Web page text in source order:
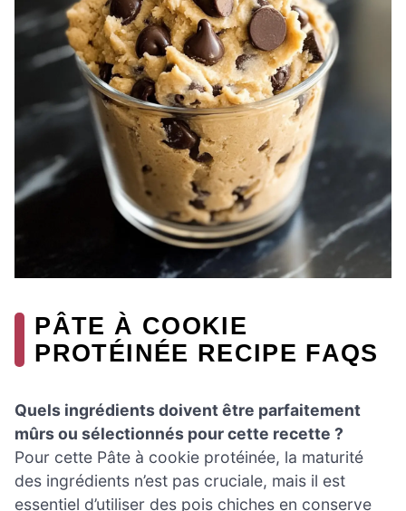
PÂTE À COOKIE
PROTÉINÉE RECIPE FAQS
Quels ingrédients doivent être parfaitement
mûrs ou sélectionnés pour cette recette ?
Pour cette Pâte à cookie protéinée, la maturité
des ingrédients n’est pas cruciale, mais il est
essentiel d’utiliser des pois chiches en conserve